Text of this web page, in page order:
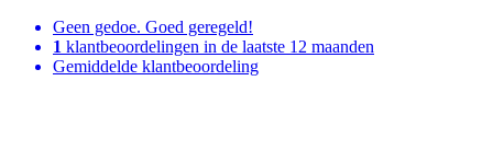
Geen gedoe. Goed geregeld!
1 klantbeoordelingen in de laatste 12 maanden
Gemiddelde klantbeoordeling